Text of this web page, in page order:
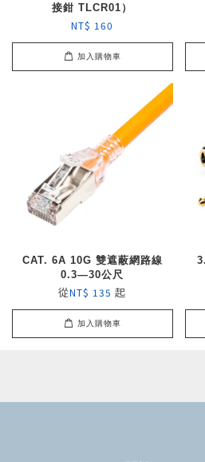
接鉗 TLCR01）
NT$ 160
加入購物車
CAT. 6A 10G 雙遮蔽網路線
0.3—30公尺
從NT$ 135起
加入購物車